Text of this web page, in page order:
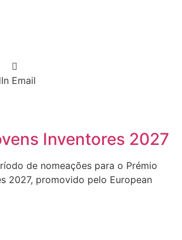
Email
Inventores 2027
de nomeações para o Prémio
2027, promovido pelo European